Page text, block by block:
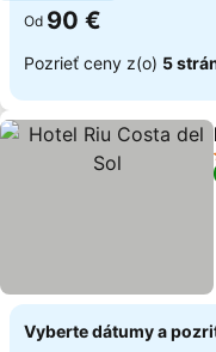
Od 90 €
Pozrieť ceny z(o) 5
Vyberte dátumy a